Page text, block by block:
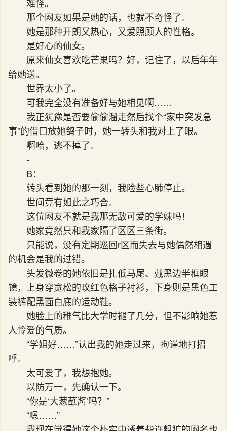
难怪。
那个网友如果是她的话，也就不奇怪了。
她是那种开朗又热心，又爱照顾人的性格。
是好心的仙女。
原来仙女喜欢吃芒果吗？好，记住了，以后年年
给她送。
世界太小了。
可我完全没有准备好与她相见啊……
我正犹豫是否要偷偷溜走然后找个“家中突发急
事”的借口放她鸽子时，她一转头和我对上了眼。
啊哈，逃不掉了。
-
B：
转头看到她的那一刻，我险些心肺停止。
世间竟有如此之巧合。
这位网友不就是我那无敌可爱的学妹吗！
她家竟然只和我家隔了区区三条街。
只能说，没有定期巡回r区而失去与她偶然相遇
的机会是我的过错。
头发微卷的她依旧是扎低马尾、戴黑边半框眼
镜，上身穿宽松的玫红色格子衬衫，下身则是黑色工
装裤配黑面白底的运动鞋。
她脸上的稚气比大学时褪了几分，但不影响她惹
人怜爱的气质。
“学姐好……”认出我的她走过来，拘谨地打招
呼。
太可爱了，我想抱她。
以防万一，先确认一下。
“你是‘大葱蘸酱’吗？”
“嗯……”